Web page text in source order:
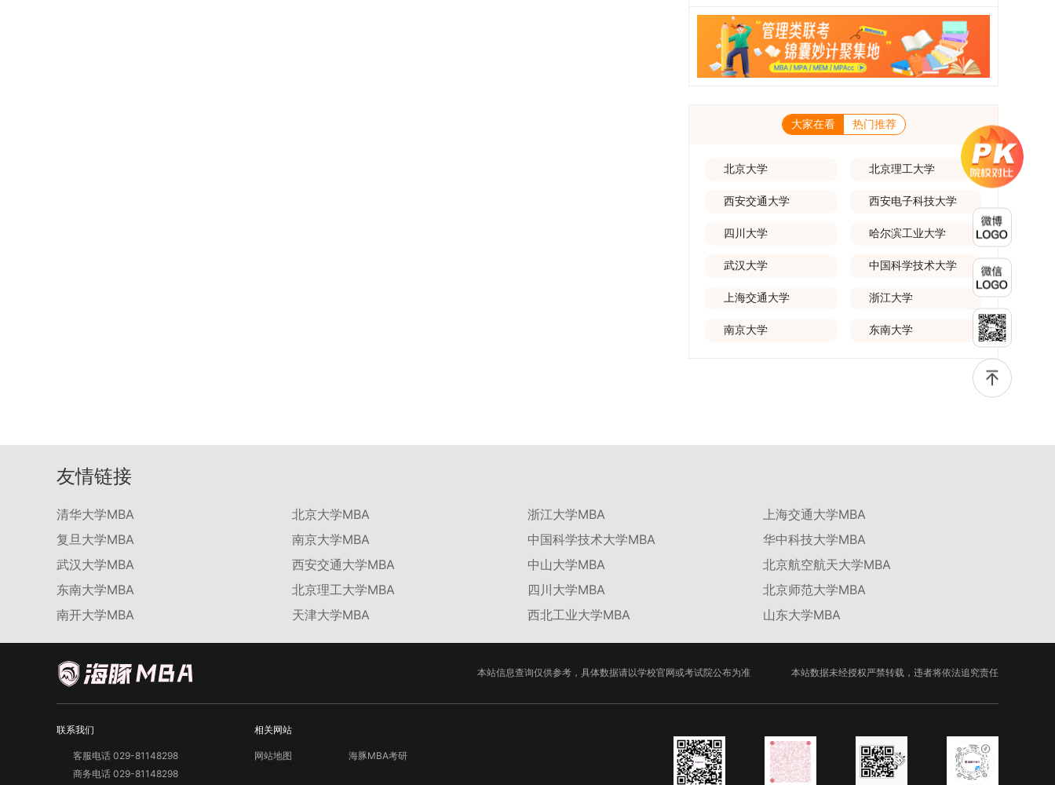
学位授予要求的，将获发上海交通大学博士研究生毕业证书并授予博
士学位。四、项目特色与支持条件（一）高水平科研平台学生可参与
国家重大科研项目，接触材料领域大科学装置与人工智能辅助研发平
台，获得前沿科研训练条件。（二）优质导师资源由包括院士在内的
资深科研人员组成导师团队，提供高水平学术指导，并支持参与国际
表现优异者，毕业后可优先获得苏州实验室的工作推荐机会。五、申
请条件与报名流程（一）基本申请条件不同选拔方式的申请者需满足
相应规定：本科直博生须符合上海交通大学推荐免试研究生相关要
求。硕博连读与申请-考核制申请者应满足当年度上海交通大学博士
研究生招生的基本条件及各学院补充规定。（二）报名方式所有申请
人须提前与意向导师沟通确认招生意向，并在达成一致后进行网上报
名：本科直博生须按规定时间登录国家推荐免试服务系统完成志愿填
报。硕博连读与申请-考核制考生需登录上海交通大学研招网报名系
统，选择“国家实验室联培专项”，并选定名录内交大导师。（三）报
名时间节点本科直博生报名以学校通知为准；硕博连读与申请-考核
年3月15日至4月20日，具体时间以报考学院通知为准。（四）材料
提交申请人须按学校及报考学院要求，如实提交全部申请材料并完成
线上报名程序。六、考核与录取考核工作由上海交通大学相关学院与
苏州实验室联合组织，具体考核形式、内容及流程以学院后续公布的
重，报名及考核期间有违规或学术不端行为者将按有关规定处理。
（二）费用与奖助学费标准按上海交通大学相关规定执行；学生在读
期间享受学校与实验室共同提供的奖助学金待遇。（三）住宿安排课
程学习阶段由学校协调住宿；进入实验室科研阶段后，由苏州实验室
中一份必须由报考导师出具。4.以同等学力身份报考者，其科研成果
须同时符合以下两项要求：①以第一作者身份在报考学科领域内发
表期刊文章，其中至少1篇为A级、1篇为B级（期刊等级依据《四川
大学哲学社会科学期刊与应用成果分级方案》认定）；②作为主要
完成人获得省部级二等奖及以上科研成果奖励（以证书为准），其中
的招生章程、简章及专业目录，按规定完成报名及缴费。逾期未完成
视为自动放弃。（三）申请材料提交符合报考条件的考生，需下载并
填写《博士入学申请材料自查表》，按要求整理申请材料，确保材料
齐全、顺序正确。所有纸质申请材料及自查表须于2025年12月22日
上午10:00前寄达经济学院研究生招生办公室。重要提示：材料送达
时间以签收时间为准，逾期不予受理；建议选择可靠快递方式邮寄；
请严格对照材料清单顺序整理提交。材料不全、不符合要求或存在弄
虚作假者，资格审查将不予通过。所有提交材料不予退还。考生须对
报名信息的真实性和准确性负责，报名信息一经确认提交，不得修
改。如确需修改，须在报名截止前重新填报。三、选拔与录取1.资格
审查学院将依据网上报名信息及寄达的申请材料进行资格审查，核实
考生报考资格、材料完整性及缴费情况。审查结果预计于2025年12
月下旬在学院网站公布。2.材料评议学院将组织专家组对通过资格审
查的考生材料进行评议并打分，满分为100分。评议结果预计于2026
年1月中上旬公布。学院将根据材料评议成绩及招生计划，确定进入
复试的考生名单。同等学力报考者须参加学校统一组织的政治理论考
试，具体时间地点另行通知，成绩合格线为60分。非同等学力考生无
需参加。3.复试安排复试环节将对考生的思想品德、专业素养、外语
能力、创新意识及综合素质进行全面考察。复试分为笔试与面试两部
分：笔试科目为“经济学综合”，适用于理论经济学与应用经济学各专
业，形式为闭卷，时长为3小时，满分100分。面试环节要求考生准
绩低于60分者不予录取。同等学力考生复试期间须加试两门本专业硕
行复核。考核不合格者不予录取。四、录取办法1.考生总成绩由材料
评议成绩和复试成绩加权得出，具体计算公式为：总成绩 = 材料评议
成绩 × 50% + 复试成绩 × 50%。2.录取工作坚持“全面衡量、择优录
取、保证质量、宁缺毋滥”原则，根据招生计划、考生总成绩、思想
政治表现及身心健康状况等因素确定拟录取名单。3.拟录取考生须在
学校医院出具），体检标准按教育部及学校相关规定执行。4.拟录取
考生寄发录取通知书。
立德才兼备、科技报国的远大志向，增强社会责任感和人文关怀，促
进个人成长与国家战略需求深度融合。同时，学校制定《关于进一步
加强研究生教育管理工作的实施意见》，强化学风建设，深化科研诚
信与学术道德教育，弘扬科学精神。学校坚持“五育并举”育人理念，
通过德育铸魂、智育启智、体育强身、美育润心、劳育践行，全面培
养全过程。通过修订导师立德树人职责实施细则，明确导师在研究生
成长中的关键角色，推动形成以德为先、科研报国的育人氛围。在加
强学术规范和学风建设方面，学校持续开展学术诚信教育，营造风清
气正的学术环境。（二）完善“五育并举”育人机制学校系统推进德
育、智育、体育、美育和劳育有机融合，构建全面发展的育人体系。
通过课程教学、科研训练、社会实践等多种途径，提升研究生的综合
素质，培养具有创新精神、实践能力和社会责任感的时代新人。二、
优化招生与学科结构，服务国家战略需求西南林业大学主动对接国家
重大战略和区域发展需要，不断优化学科布局与招生机制，提升研究
生教育服务经济社会发展的能力。目前，学校拥有4个一级学科博士
点、1个博士专业学位点，以及17个一级学科硕士点和17个硕士专业
学位点。“十四五”期间，学校研究生规模实现显著增长，博士研究生
规模增长达211%。在招生宣传方面，学校构建了“网络宣传+AI智能
咨询+现场答疑”三位一体的招生宣传平台，持续推进招生模式改革。
2024年起全面推行“申请-考核”制博士招生，2025年进一步拓展“直
博”“硕博连读”等多元招生渠道。在学科专业调整方面，学校实施存量
专业优化行动，压缩或撤销生源不足专业，将非全日制招生计划向需
求旺盛的学科倾斜；同时加快推进急需学科专业建设，陆续开展“生
单列专项招生计划，与中国科学院昆明植物研究所、西双版纳热带植
物园等科研机构开展联合培养，探索跨学科、跨机构的研究生培养新
机制。（一）推进招生制度改革与生源质量提升学校建立多元化招生
学校不断优化学科结构。面向国家战略和产业需求，加快布局新兴交
教育、科技、人才协同发展的理念贯穿研究生培养全过程，着力提升
优化前者课程体系的理论深度，强化后者课程的应用性与实践性。在
地建设管理办法》等文件，明确产学研一体化培养定位。目前已建成
设成效显著，1个项目入选教育部主题案例库，“十四五”以来获批省
级案例库项目70余项、省级优质课程近50门。2025年，学校专项投
入60余万元设立研究生科研创新基金，支持学生开展前沿研究。学校
科研创新与学科竞赛成果丰硕：2024年，研究生以第一作者发表的
获国家级奖项30余项、省级奖项200余项。（一）推进分类培养与课
案例库与优质课程建设为高质量教学提供支撑。（三）支持科研创新
与学术交流学校设立专项科研基金，举办高水平学术讲座，鼓励研究
生参与创新实践。近年来，研究生在论文发表与学科竞赛方面取得一
系列突破，体现了培养质量的显著提升。
大家在看 热门推荐
北京大学 北京理工大学
西安交通大学 西安电子科技大学
四川大学 哈尔滨工业大学
武汉大学 中国科学技术大学
上海交通大学 浙江大学
南京大学 东南大学
友情链接
清华大学MBA 北京大学MBA 浙江大学MBA
上海交通大学MBA
复旦大学MBA
南京大学MBA 中国科学技术大学MBA
华中科技大学MBA
武汉大学MBA
西安交通大学MBA 中山大学MBA
北京航空航天大学MBA
东南大学MBA
北京理工大学MBA 四川大学MBA
北京师范大学MBA
南开大学MBA
天津大学MBA 西北工业大学MBA 山东大学MBA
本站信息查询仅供参考，具体数据请以学校官网或考试院公布为准 本站数据未经授权严禁转载，违者将依法追究责任
联系我们
客服电话 029-81148298
商务电话 029-81148298
相关网站
网站地图 海豚MBA考研